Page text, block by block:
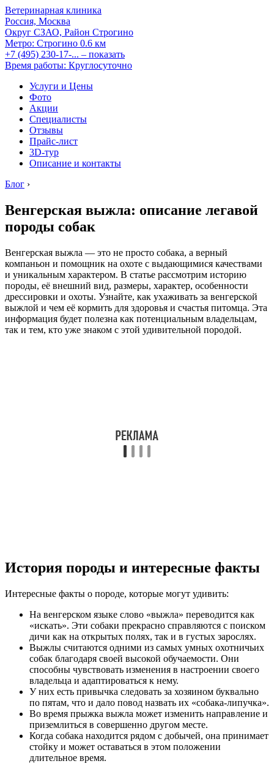
Ветеринарная клиника
Россия, Москва
Округ СЗАО, Район Строгино
Метро: Строгино 0.6 км
+7 (495) 230-17-... – показать
Время работы: Круглосуточно
Услуги и Цены
Фото
Акции
Специалисты
Отзывы
Прайс-лист
3D-тур
Описание и контакты
Блог ›
Венгерская выжла: описание легавой
породы собак
Венгерская выжла — это не просто собака, а верный
компаньон и помощник на охоте с выдающимися качествами
и уникальным характером. В статье рассмотрим историю
породы, её внешний вид, размеры, характер, особенности
дрессировки и охоты. Узнайте, как ухаживать за венгерской
выжлой и чем её кормить для здоровья и счастья питомца. Эта
информация будет полезна как потенциальным владельцам,
так и тем, кто уже знаком с этой удивительной породой.
История породы и интересные факты
Интересные факты о породе, которые могут удивить:
На венгерском языке слово «выжла» переводится как
«искать». Эти собаки прекрасно справляются с поиском
дичи как на открытых полях, так и в густых зарослях.
Выжлы считаются одними из самых умных охотничьих
собак благодаря своей высокой обучаемости. Они
способны чувствовать изменения в настроении своего
владельца и адаптироваться к нему.
У них есть привычка следовать за хозяином буквально
по пятам, что и дало повод назвать их «собака-липучка».
Во время прыжка выжла может изменить направление и
приземлиться в совершенно другом месте.
Когда собака находится рядом с добычей, она принимает
стойку и может оставаться в этом положении
длительное время.